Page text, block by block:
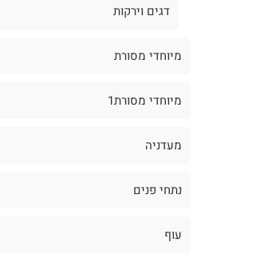
דגים וירקות
מיוחדי מסורת
מיוחדי מסורת1
מעדניה
נתחי פנים
עוף